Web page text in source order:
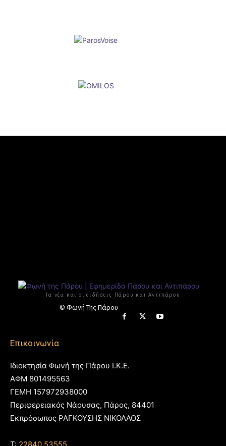
Τα νέα και οι ειδήσεις Πάρου και Αντιπάρου
© Φωνή Της Πάρου
Επικοινωνία
Ιδιοκτησία Φωνή της Πάρου Ι.Κ.Ε.
ΑΦΜ 801495563
ΓΕΜΗ 157972938000
Περιφερειακός Νάουσας, Πάρος, 84401
Εκπρόσωπος ΡΑΓΚΟΥΣΗΣ ΝΙΚΟΛΑΟΣ